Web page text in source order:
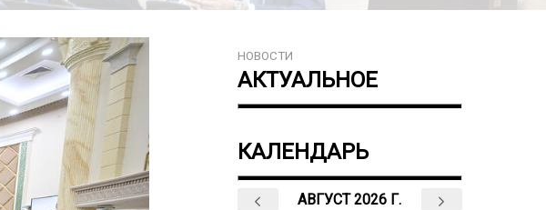
НОВОСТИ
АКТУАЛЬНОЕ
КАЛЕНДАРЬ
АВГУСТ 2026 Г.